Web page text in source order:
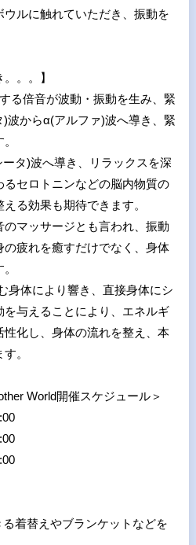
ルに触れていただき、振動を
。。】
る倍音が波動・振動を生み、緊
波からα(アルファ)波へ導き、緊
タ)波へ導き、リラックスを深
セロトニンなどの脳内物質の
る効果も期待できます。
のマッサージとも言われ、振動
疲れを癒すだけでなく、身体
身体により響き、直接身体にシ
を与えることにより、エネルギ
化し、身体の流れを整え、本
。
World開催スケジュール＞
着替えやブランケットなどを